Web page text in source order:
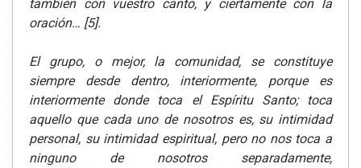
también con vuestro canto, y ciertamente con la
oración… [5].
El grupo, o mejor, la comunidad, se constituye
siempre desde dentro, interiormente, porque es
interiormente donde toca el Espíritu Santo; toca
aquello que cada uno de nosotros es, su intimidad
personal, su intimidad espiritual, pero no nos toca a
ninguno de nosotros separadamente,